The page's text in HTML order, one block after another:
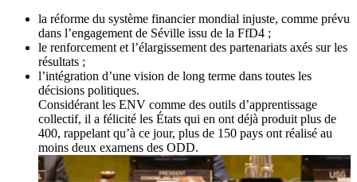
la réforme du système financier mondial injuste, comme prévu
dans l’engagement de Séville issu de la FfD4 ;
le renforcement et l’élargissement des partenariats axés sur les
résultats ;
l’intégration d’une vision de long terme dans toutes les
décisions politiques.
Considérant les ENV comme des outils d’apprentissage
collectif, il a félicité les États qui en ont déjà produit plus de
400, rappelant qu’à ce jour, plus de 150 pays ont réalisé au
moins deux examens des ODD.